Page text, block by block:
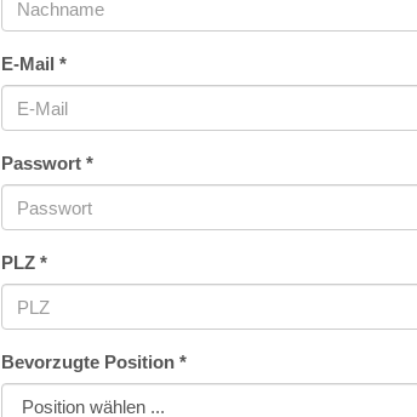
E-Mail *
Passwort *
PLZ *
Bevorzugte Position *